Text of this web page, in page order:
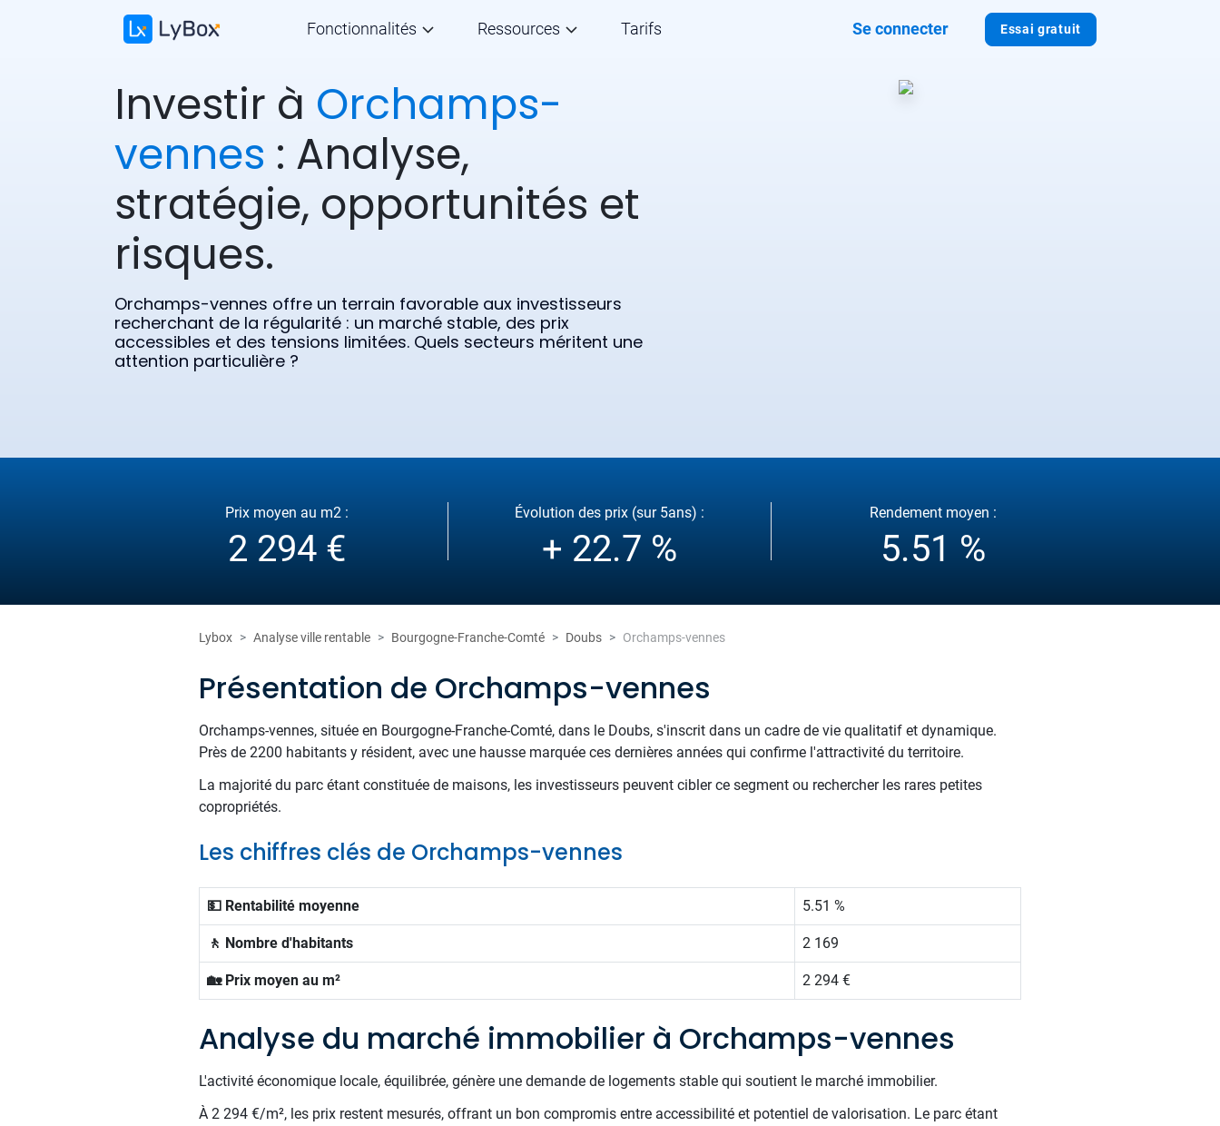
Essai gratuit
Fonctionnalités Ressources Tarifs Se connecter
Investir à Orchamps-
vennes : Analyse,
stratégie, opportunités et
risques.
Orchamps-vennes offre un terrain favorable aux investisseurs
recherchant de la régularité : un marché stable, des prix
accessibles et des tensions limitées. Quels secteurs méritent une
attention particulière ?
Prix moyen au m2 :
2 294 €
Évolution des prix (sur 5ans) :
+ 22.7 %
Rendement moyen :
5.51 %
Lybox Analyse ville rentable Bourgogne-Franche-Comté Doubs Orchamps-vennes
Présentation de Orchamps-vennes
Orchamps-vennes, située en Bourgogne-Franche-Comté, dans le Doubs, s'inscrit dans un cadre de vie qualitatif et dynamique.
Près de 2200 habitants y résident, avec une hausse marquée ces dernières années qui confirme l'attractivité du territoire.
La majorité du parc étant constituée de maisons, les investisseurs peuvent cibler ce segment ou rechercher les rares petites
copropriétés.
Les chiffres clés de Orchamps-vennes
💵 Rentabilité moyenne 5.51 %
🚶 Nombre d'habitants 2 169
🏡 Prix moyen au m² 2 294 €
Analyse du marché immobilier à Orchamps-vennes
L'activité économique locale, équilibrée, génère une demande de logements stable qui soutient le marché immobilier.
À 2 294 €/m², les prix restent mesurés, offrant un bon compromis entre accessibilité et potentiel de valorisation. Le parc étant